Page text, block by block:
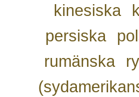
kinesiska
persiska
rumänska